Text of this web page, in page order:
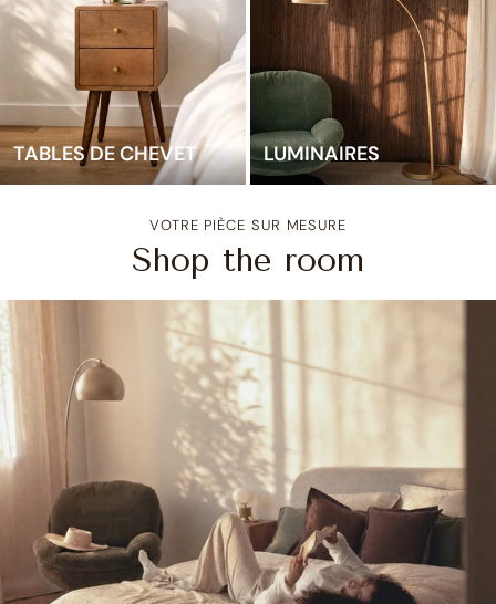
TABLES DE CHEVET LUMINAIRES
VOTRE PIÈCE SUR MESURE
Shop the room